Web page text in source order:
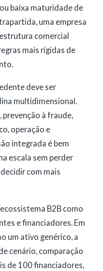
baixa maturidade de
uma empresa
comercial
mais rígidas de
deve ser
multidimensional.
prevenção à fraude,
operação e
integrada é bem
escala sem perder
com mais
B2B como
e financiadores. Em
um ativo genérico, a
cenário, comparação
de 100 financiadores,